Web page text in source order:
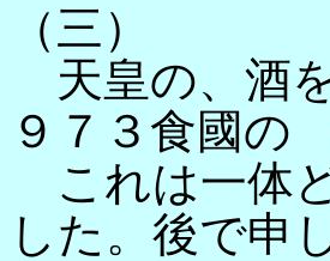
（三）
天皇の、酒
９７３食國
これは一体
した。後で申